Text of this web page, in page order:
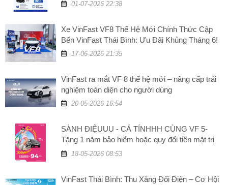
01-07-2026 22:38
Xe VinFast VF8 Thế Hệ Mới Chính Thức Cập
Bến VinFast Thái Bình: Ưu Đãi Khủng Tháng 6!
17-06-2026 21:35
VinFast ra mắt VF 8 thế hệ mới – nâng cấp trải
nghiệm toàn diện cho người dùng
20-05-2026 16:54
SÀNH ĐIỆUUU - CÁ TÍNHHH CÙNG VF 5-
Tặng 1 năm bảo hiểm hoặc quy đổi tiền mặt trị
giá 5 triệu đồng
18-05-2026 08:53
VinFast Thái Bình: Thu Xăng Đổi Điện – Cơ Hội